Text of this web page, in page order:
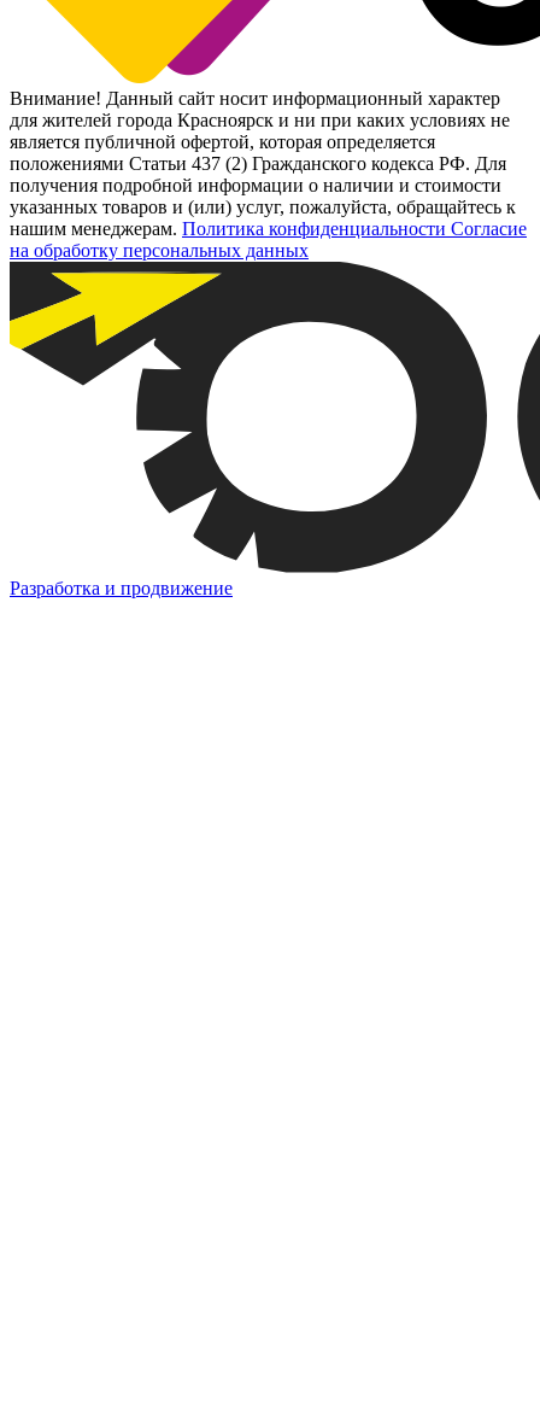
Внимание! Данный сайт носит информационный характер
для жителей города Красноярск и ни при каких условиях не
является публичной офертой, которая определяется
положениями Статьи 437 (2) Гражданского кодекса РФ. Для
получения подробной информации о наличии и стоимости
указанных товаров и (или) услуг, пожалуйста, обращайтесь к
нашим менеджерам. Политика конфиденциальности Согласие
на обработку персональных данных
Разработка и продвижение